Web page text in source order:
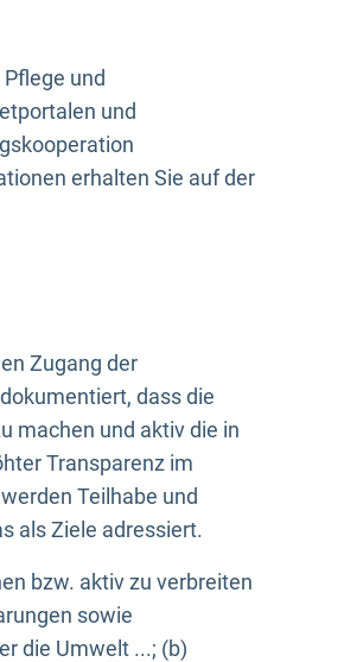
und
und
erhalten Sie auf der
Zugang der
dass die
machen und aktiv die in
Transparenz im
Teilhabe und
als Ziele adressiert.
bzw. aktiv zu verbreiten
sowie
die Umwelt ...; (b)